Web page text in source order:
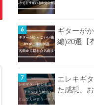
ギターが
編)20選【
エレキギ
た感想、